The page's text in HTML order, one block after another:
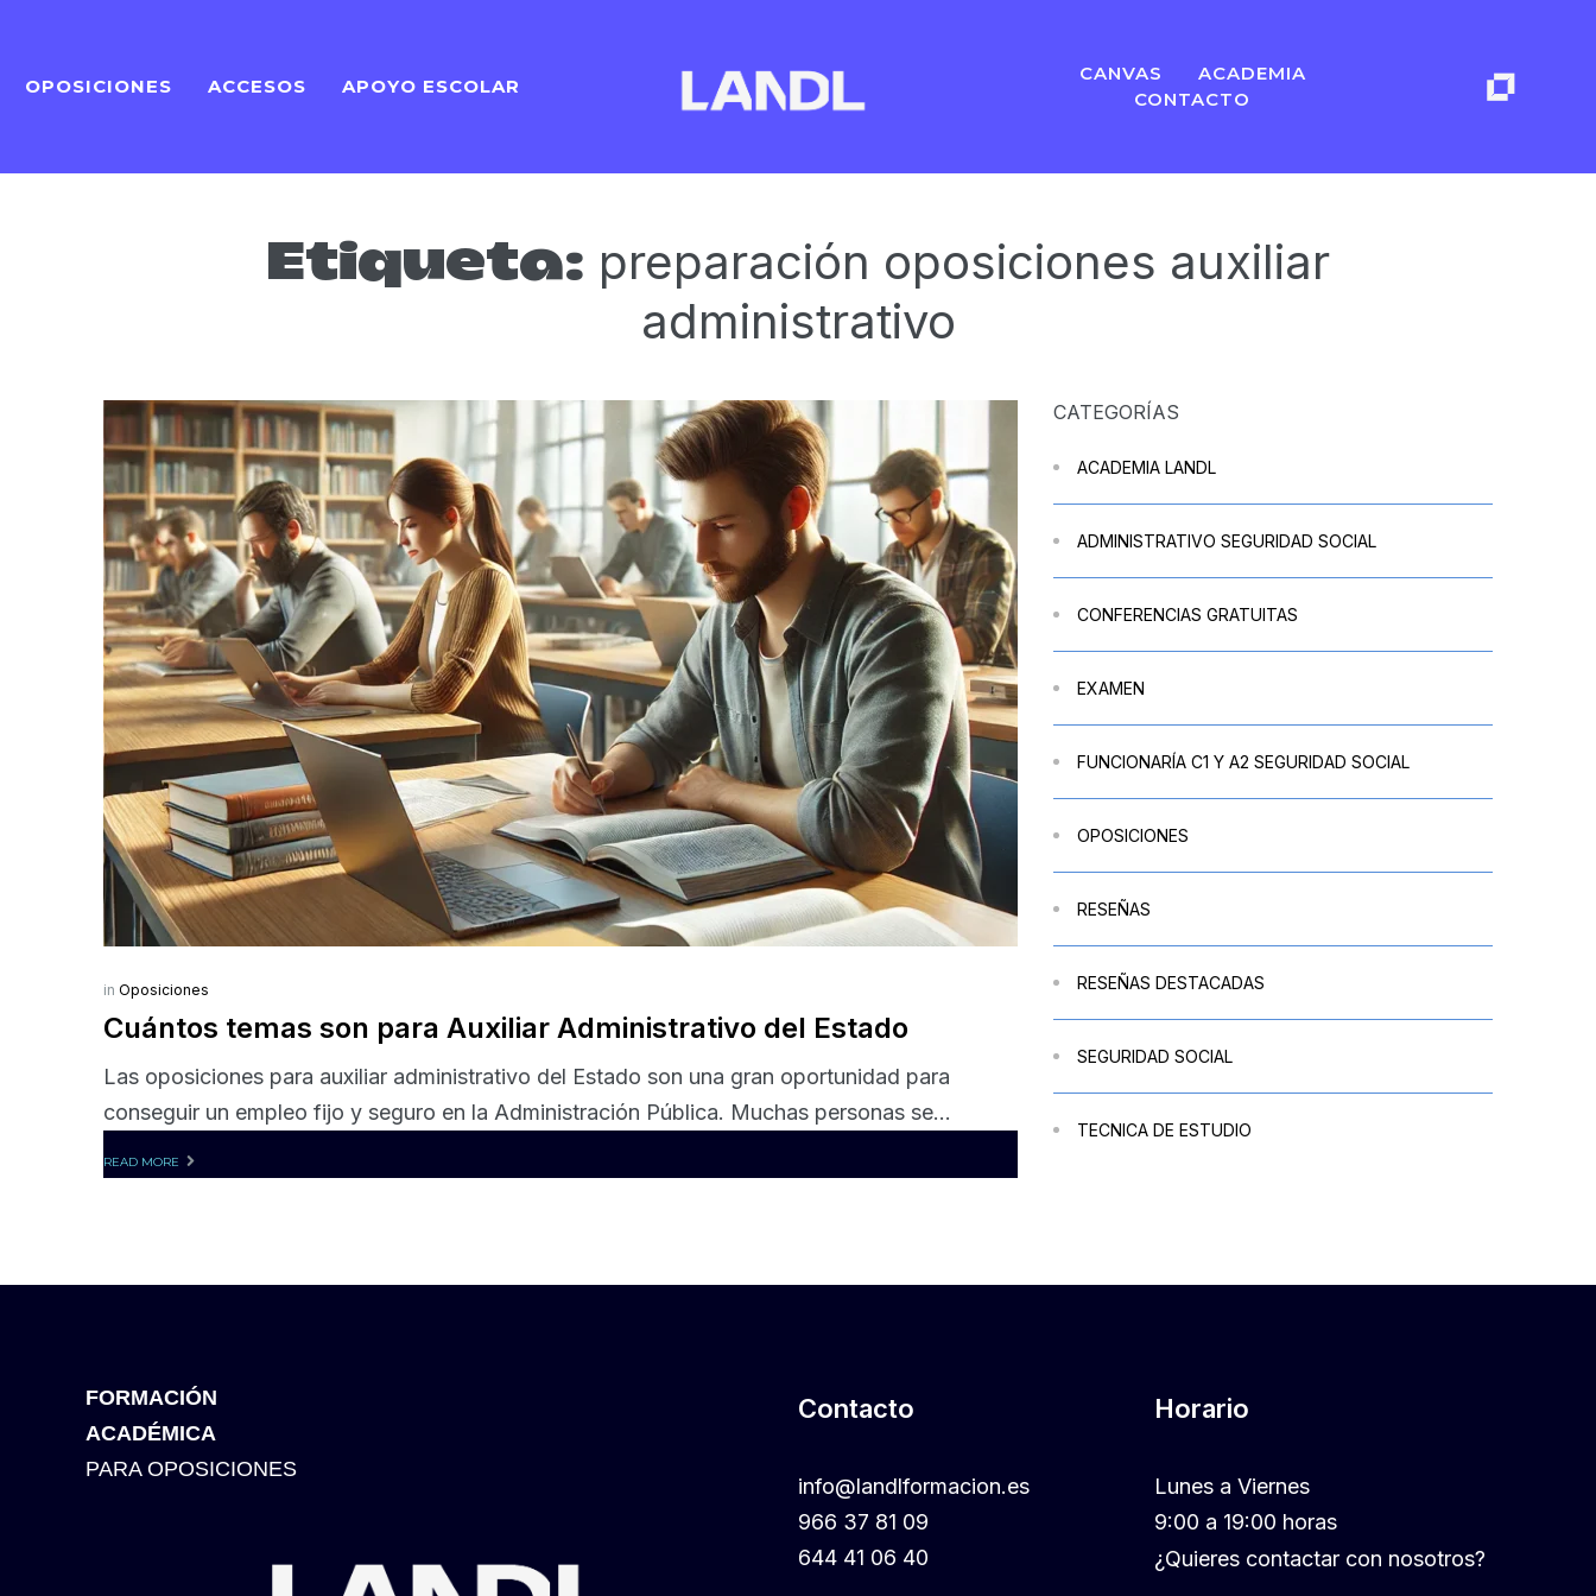
OPOSICIONES ACCESOS APOYO ESCOLAR
CANVAS
ACADEMIA
CONTACTO
Etiqueta: preparación oposiciones auxiliar
administrativo
in Oposiciones
Cuántos temas son para Auxiliar Administrativo del Estado
Las oposiciones para auxiliar administrativo del Estado son una gran oportunidad para
conseguir un empleo fijo y seguro en la Administración Pública. Muchas personas se...
READ MORE
CATEGORÍAS
ACADEMIA LANDL
ADMINISTRATIVO SEGURIDAD SOCIAL
CONFERENCIAS GRATUITAS
EXAMEN
FUNCIONARÍA C1 Y A2 SEGURIDAD SOCIAL
OPOSICIONES
RESEÑAS
RESEÑAS DESTACADAS
SEGURIDAD SOCIAL
TECNICA DE ESTUDIO
FORMACIÓN
ACADÉMICA
PARA OPOSICIONES
Contacto
info@landlformacion.es
966 37 81 09
644 41 06 40
Horario
Lunes a Viernes
9:00 a 19:00 horas
¿Quieres contactar con nosotros?